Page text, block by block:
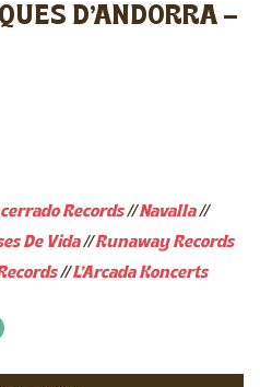
D’ANDORRA –
Records//Navalla//
De Vida//Runaway Records
//L’Arcada Koncerts